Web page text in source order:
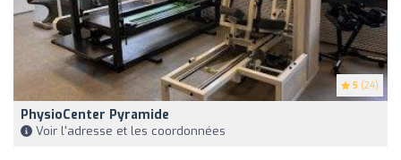
5 (24)
PhysioCenter Pyramide
Voir l'adresse et les coordonnées